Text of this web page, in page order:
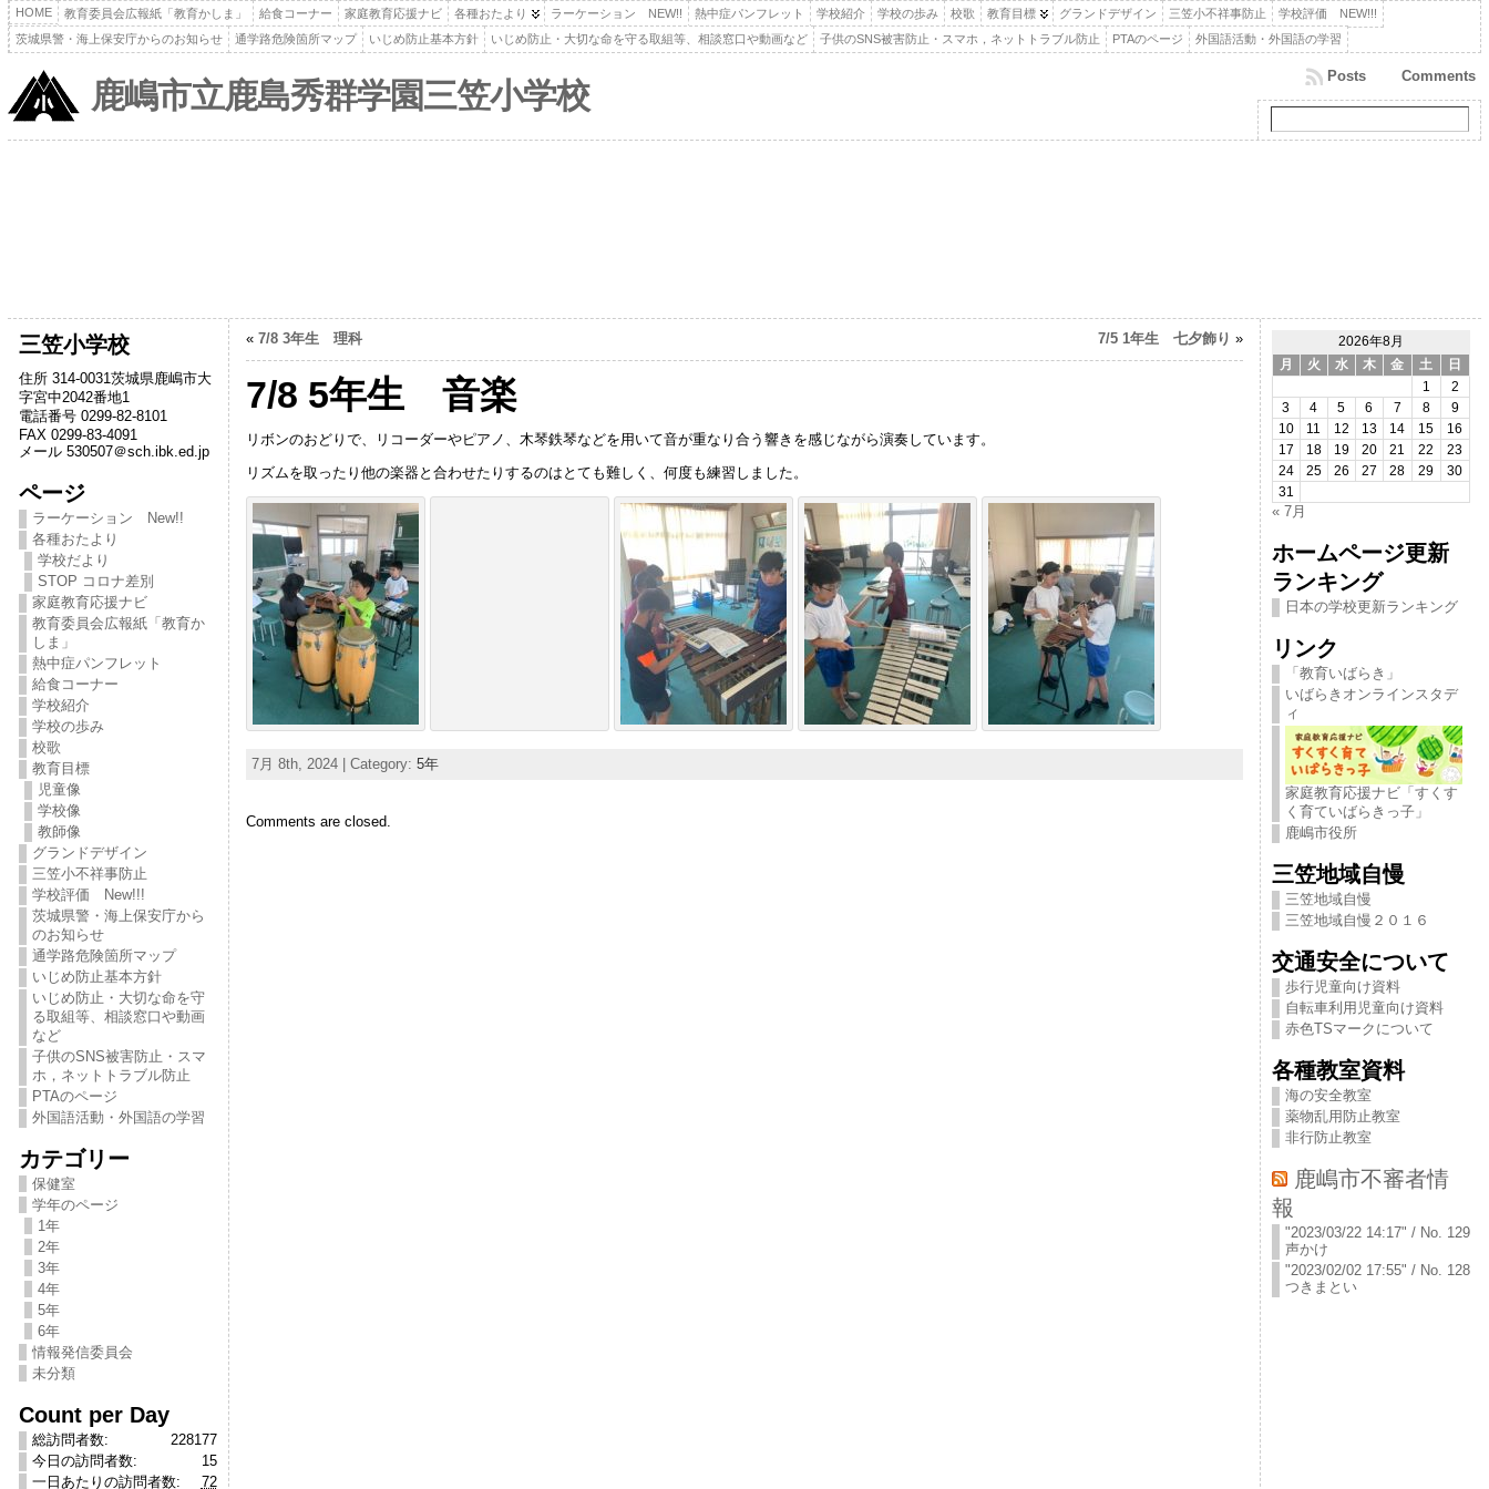
HOME 教育委員会広報紙「教育かしま」 給食コーナー 家庭教育応援ナビ 各種おたより ラーケーション NEW!! 熱中症パンフレット 学校紹介 学校の歩み 校歌 教育目標 グランドデザイン 三笠小不祥事防止
学校評価 NEW!!!
茨城県警・海上保安庁からのお知らせ
通学路危険箇所マップ いじめ防止基本方針 いじめ防止・大切な命を守る取組等、相談窓口や動画など 子供のSNS被害防止・スマホ，ネットトラブル防止 PTAのページ 外国語活動・外国語の学習
鹿嶋市立鹿島秀群学園三笠小学校
Comments
Posts
三笠小学校
住所 314-0031茨城県鹿嶋市大
字宮中2042番地1
電話番号 0299-82-8101
FAX 0299-83-4091
メール 530507＠sch.ibk.ed.jp
ページ
ラーケーション New!!
各種おたより
学校だより
STOP コロナ差別
家庭教育応援ナビ
教育委員会広報紙「教育か
しま」
熱中症パンフレット
給食コーナー
学校紹介
学校の歩み
校歌
教育目標
児童像
学校像
教師像
グランドデザイン
三笠小不祥事防止
学校評価 New!!!
茨城県警・海上保安庁から
のお知らせ
通学路危険箇所マップ
いじめ防止基本方針
いじめ防止・大切な命を守
る取組等、相談窓口や動画
など
子供のSNS被害防止・スマ
ホ，ネットトラブル防止
PTAのページ
外国語活動・外国語の学習
カテゴリー
保健室
学年のページ
1年
2年
3年
4年
5年
6年
情報発信委員会
未分類
Count per Day
228177
総訪問者数:
15
今日の訪問者数:
72
一日あたりの訪問者数:
« 7/8 3年生 理科 7/5 1年生 七夕飾り »
7/8 5年生 音楽
リボンのおどりで、リコーダーやピアノ、木琴鉄琴などを用いて音が重なり合う響きを感じながら演奏しています。
リズムを取ったり他の楽器と合わせたりするのはとても難しく、何度も練習しました。
7月 8th, 2024 | Category: 5年
Comments are closed.
2026年8月
月
火 水 木 金 土
日
1
2
3
4 5 6 7 8
9
10
11 12 13 14 15
16
17
18 19 20 21 22
23
24
25 26 27 28 29
30
31
« 7月
ホームページ更新
ランキング
日本の学校更新ランキング
リンク
「教育いばらき」
いばらきオンラインスタデ
ィ
家庭教育応援ナビ「すくす
く育ていばらきっ子」
鹿嶋市役所
三笠地域自慢
三笠地域自慢
三笠地域自慢２０１６
交通安全について
歩行児童向け資料
自転車利用児童向け資料
赤色TSマークについて
各種教室資料
海の安全教室
薬物乱用防止教室
非行防止教室
鹿嶋市不審者情
報
"2023/03/22 14:17" / No. 129
声かけ
"2023/02/02 17:55" / No. 128
つきまとい